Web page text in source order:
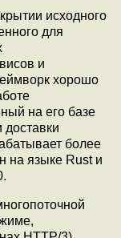
исходного
для
и
хорошо
на его базе
доставки
более
на языке Rust и